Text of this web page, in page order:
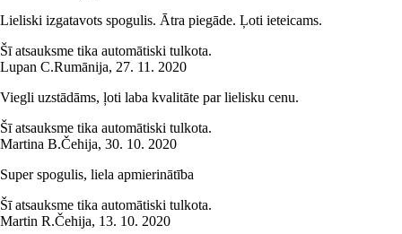
Lieliski izgatavots spogulis. Ātra piegāde. Ļoti ieteicams.
Šī atsauksme tika automātiski tulkota.
Lupan C.Rumānija, 27. 11. 2020
Viegli uzstādāms, ļoti laba kvalitāte par lielisku cenu.
Šī atsauksme tika automātiski tulkota.
Martina B.Čehija, 30. 10. 2020
Super spogulis, liela apmierinātība
Šī atsauksme tika automātiski tulkota.
Martin R.Čehija, 13. 10. 2020